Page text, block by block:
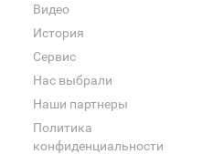
Видео
История
Сервис
Нас выбрали
Наши партнеры
Политика
конфиденциальности